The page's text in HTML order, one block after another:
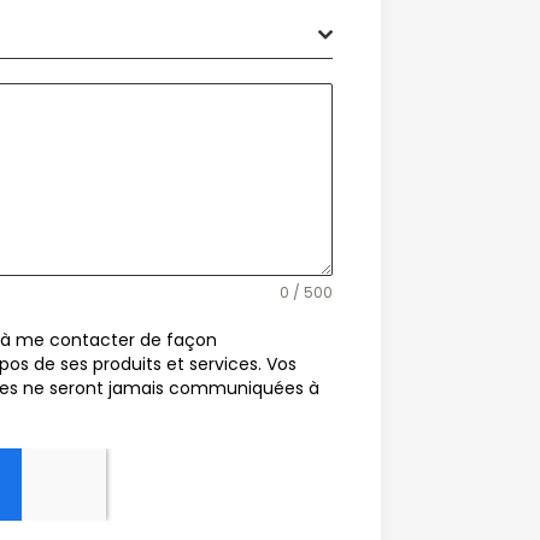
0 / 500
à me contacter de façon
de ses produits et services. Vos
ne seront jamais communiquées à